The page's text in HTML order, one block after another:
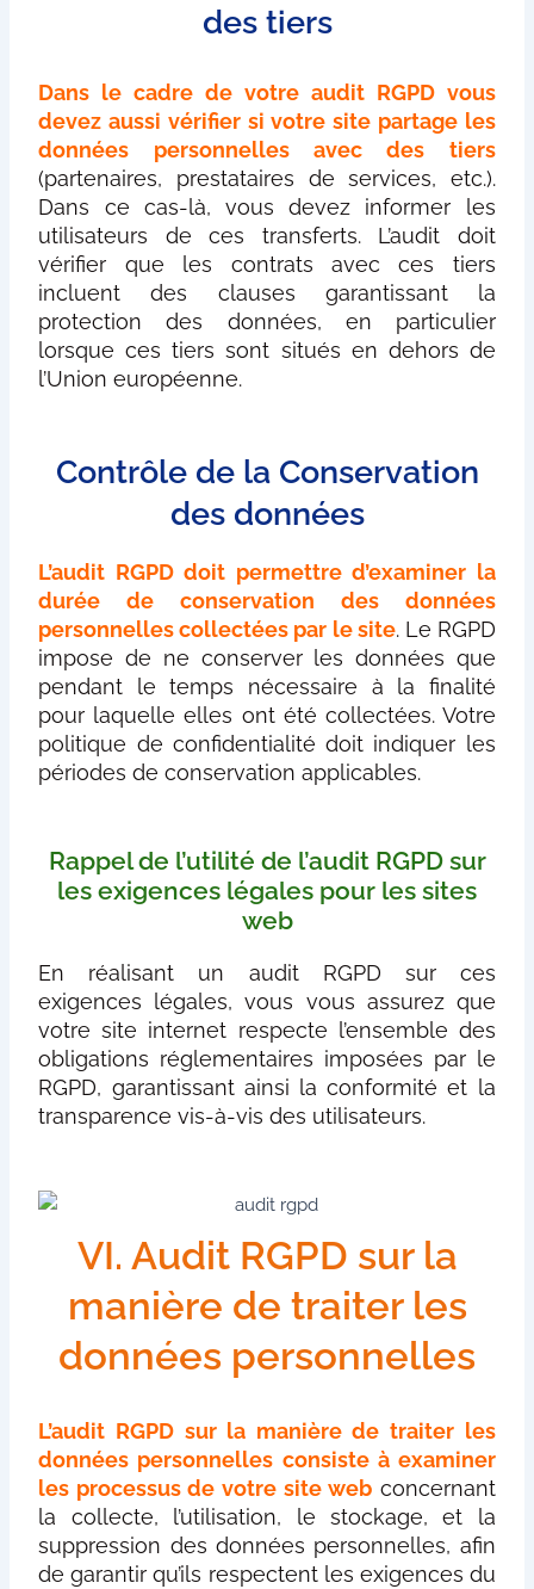
des tiers
Dans le cadre de votre audit RGPD vous
devez aussi vérifier si votre site partage les
données personnelles avec des tiers
(partenaires, prestataires de services, etc.).
Dans ce cas-là, vous devez informer les
utilisateurs de ces transferts. L’audit doit
vérifier que les contrats avec ces tiers
incluent des clauses garantissant la
protection des données, en particulier
lorsque ces tiers sont situés en dehors de
l’Union européenne.
Contrôle de la Conservation
des données
L’audit RGPD doit permettre d’examiner la
durée de conservation des données
personnelles collectées par le site. Le RGPD
impose de ne conserver les données que
pendant le temps nécessaire à la finalité
pour laquelle elles ont été collectées. Votre
politique de confidentialité doit indiquer les
périodes de conservation applicables.
Rappel de l’utilité de l’audit RGPD sur
les exigences légales pour les sites
web
En réalisant un audit RGPD sur ces
exigences légales, vous vous assurez que
votre site internet respecte l’ensemble des
obligations réglementaires imposées par le
RGPD, garantissant ainsi la conformité et la
transparence vis-à-vis des utilisateurs.
VI. Audit RGPD sur la
manière de traiter les
données personnelles
L’audit RGPD sur la manière de traiter les
données personnelles consiste à examiner
les processus de votre site web concernant
la collecte, l’utilisation, le stockage, et la
suppression des données personnelles, afin
de garantir qu’ils respectent les exigences du